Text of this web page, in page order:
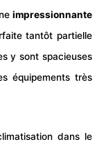
impressionnante
tantôt partielle
y sont spacieuses
équipements très
dans le